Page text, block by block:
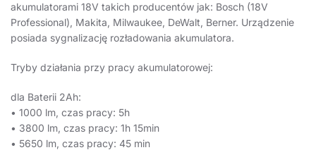
akumulatorami 18V takich producentów jak: Bosch (18V
Professional), Makita, Milwaukee, DeWalt, Berner. Urządzenie
posiada sygnalizację rozładowania akumulatora.
Tryby działania przy pracy akumulatorowej:
dla Baterii 2Ah:
• 1000 lm, czas pracy: 5h
• 3800 lm, czas pracy: 1h 15min
• 5650 lm, czas pracy: 45 min